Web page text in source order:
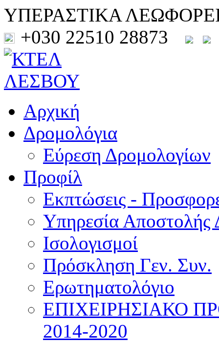
ΥΠΕΡΑΣΤΙΚΑ
+030 22510 28873
Αρχική
Δρομολόγια
Εύρεση Δρομολογίων
Προφίλ
Εκπτώσεις -
Υπηρεσία Αποστολής
Ισολογισμοί
Πρόσκληση Γεν. Συν.
Ερωτηματολόγιο
ΕΠΙΧΕΙΡΗΣΙΑΚΟ
2014-2020